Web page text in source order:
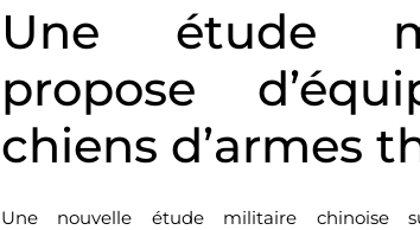
Une étude
propose
chiens d’armes
Une nouvelle étude militaire chinoise